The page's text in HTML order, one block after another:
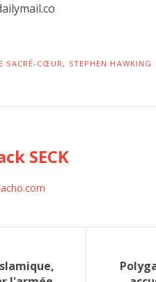
SACRÉ-CŒUR, STEPHEN HAWKING
SECK